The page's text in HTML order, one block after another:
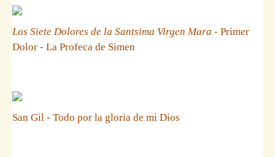
Los Siete Dolores de la Santsima Virgen Mara - Primer
Dolor - La Profeca de Simen
San Gil - Todo por la gloria de mi Dios